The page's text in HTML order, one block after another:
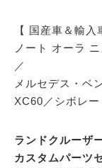
【 国産車＆輸入
ノート オーラ
／
メルセデス・ベ
XC60／シボレー
ランドクルーザ
カスタムパーツ